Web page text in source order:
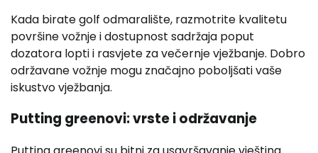
Kada birate golf odmaralište, razmotrite kvalitetu
površine vožnje i dostupnost sadržaja poput
dozatora lopti i rasvjete za večernje vježbanje. Dobro
održavane vožnje mogu značajno poboljšati vaše
iskustvo vježbanja.
Putting greenovi: vrste i održavanje